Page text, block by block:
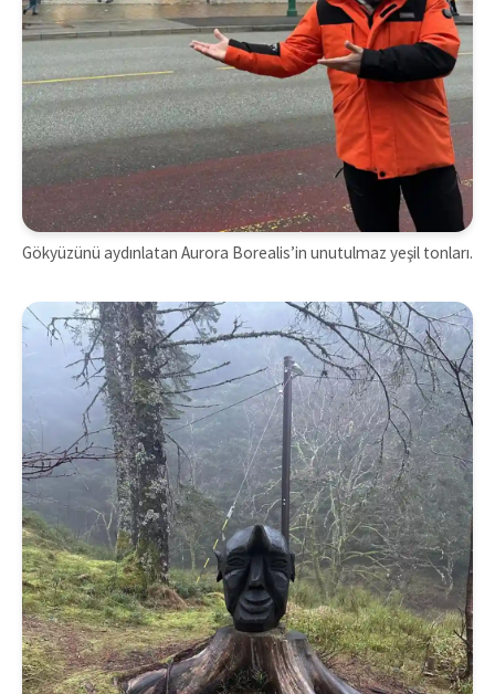
Gökyüzünü aydınlatan Aurora Borealis’in unutulmaz yeşil tonları.